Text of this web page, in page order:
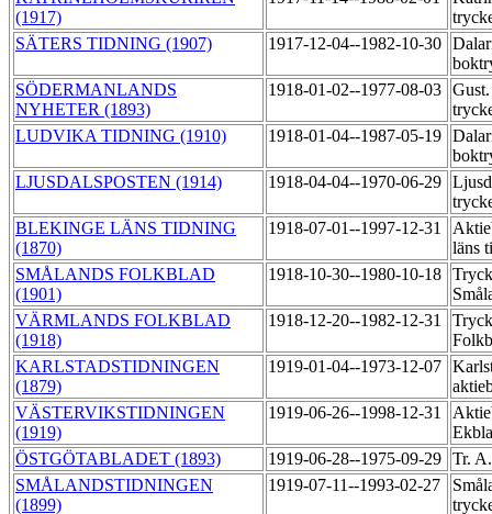
(1917)
SÄTERS TIDNING (1907)
1917-12-04--1982-10-30
SÖDERMANLANDS
NYHETER (1893)
1918-01-02--1977-08-03
LUDVIKA TIDNING (1910)
1918-01-04--1987-05-19
LJUSDALSPOSTEN (1914)
1918-04-04--1970-06-29
BLEKINGE LÄNS TIDNING
(1870)
1918-07-01--1997-12-31
läns
SMÅLANDS FOLKBLAD
(1901)
1918-10-30--1980-10-18
VÄRMLANDS FOLKBLAD
(1918)
1918-12-20--1982-12-31
KARLSTADSTIDNINGEN
(1879)
1919-01-04--1973-12-07
VÄSTERVIKSTIDNINGEN
(1919)
1919-06-26--1998-12-31
ÖSTGÖTABLADET (1893)
1919-06-28--1975-09-29 Tr.
SMÅLANDSTIDNINGEN
(1899)
1919-07-11--1993-02-27